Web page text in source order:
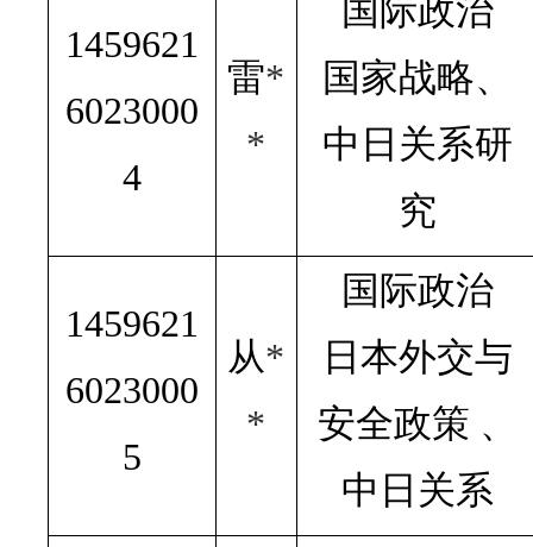
1459621
6023000
4
雷*
*
国际政治
国家战略、
中日关系研
究
1459621
6023000
5
从*
*
国际政治
日本外交与
安全政策 、
中日关系